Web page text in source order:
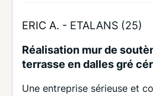
ERIC A. - ETALANS (25)
Réalisation mur de
terrasse en dalles gré
Une entreprise sérieuse et